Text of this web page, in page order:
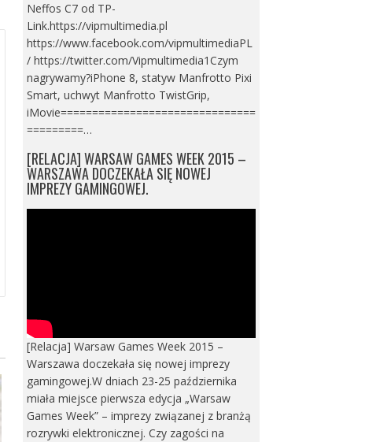
Neffos C7 od TP-
Link.https://vipmultimedia.pl
https://www.facebook.com/vipmultimediaPL
/ https://twitter.com/Vipmultimedia1Czym
nagrywamy?iPhone 8, statyw Manfrotto Pixi
Smart, uchwyt Manfrotto TwistGrip,
iMovie===============================
=========…
[RELACJA] WARSAW GAMES WEEK 2015 –
WARSZAWA DOCZEKAŁA SIĘ NOWEJ
IMPREZY GAMINGOWEJ.
[Relacja] Warsaw Games Week 2015 –
Warszawa doczekała się nowej imprezy
gamingowej.W dniach 23-25 października
miała miejsce pierwsza edycja „Warsaw
Games Week” – imprezy związanej z branżą
rozrywki elektronicznej. Czy zagości na